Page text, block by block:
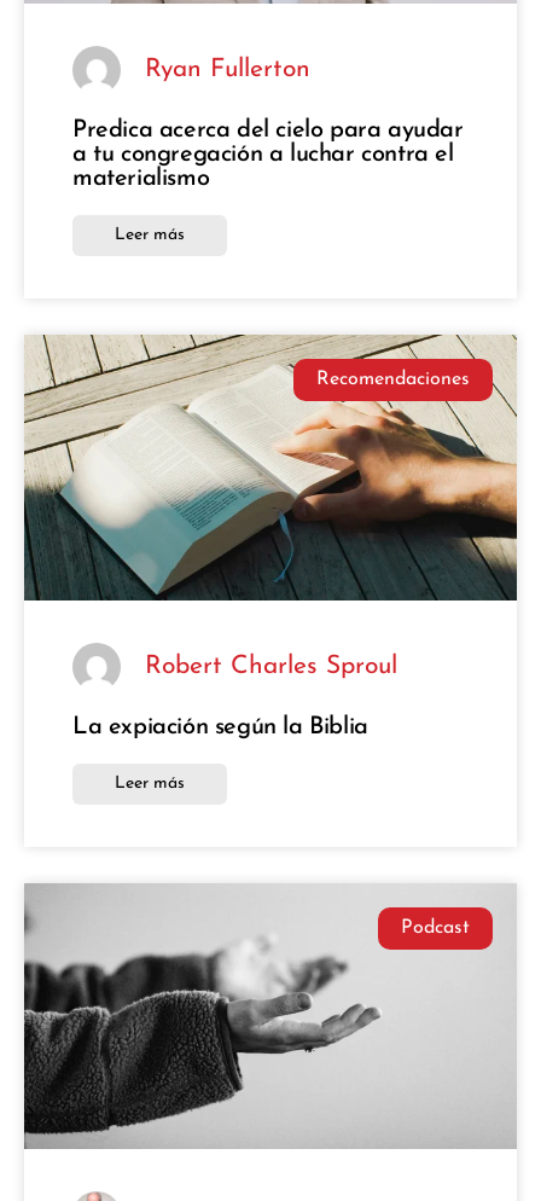
Ryan Fullerton
Predica acerca del cielo para ayudar
a tu congregación a luchar contra el
materialismo
Leer más
Recomendaciones
Robert Charles Sproul
La expiación según la Biblia
Leer más
Podcast